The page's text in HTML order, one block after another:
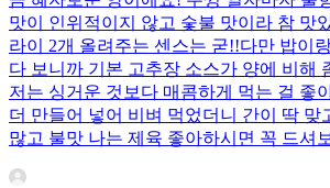
맛이 인위적이지 않고 숯불 맛이라 참 맛
라이 2개 올려주는 센스는 굳!! ​다만 밥이
다 보니까 기본 고추장 소스가 양에 비해
저는 싱거운 것보다 매콤하게 먹는 걸 좋
더 만들어 넣어 비벼 먹었더니 간이 딱 맞
많고 불맛 나는 제육 좋아하시면 꼭 드셔